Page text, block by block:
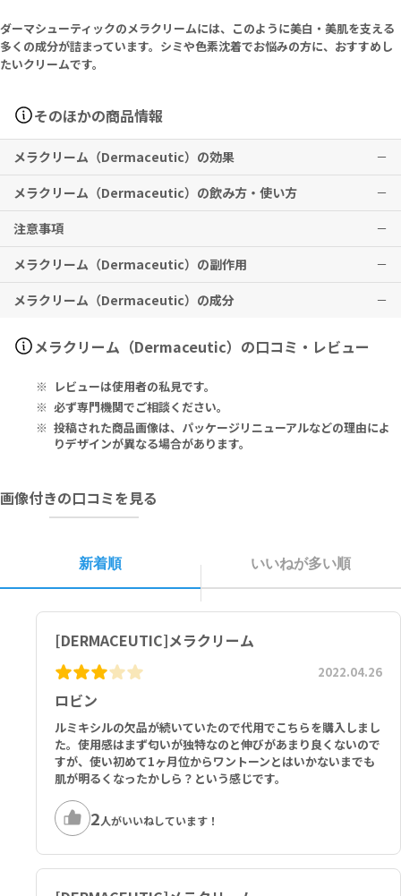
ダーマシューティックのメラクリームには、このように美白・美肌を支える
多くの成分が詰まっています。シミや色素沈着でお悩みの方に、おすすめし
たいクリームです。
そのほかの商品情報
メラクリーム（Dermaceutic）の効果
シミや色素沈着を集中的にケアします。
※有用性には個人差がありますことを予めご了承ください。
メラクリーム（Dermaceutic）の飲み方・使い方
1日1回、顔全体に塗布します。この時、シミ部分には集中的にお使い
ください。
レチノールを使用したことがない場合は、1週間に2回から始め、徐々
に使用頻度を増やしてください。
3ヶ月間の継続ケアをおすすめします。
注意事項
本品が目や粘膜に触れないようご注意ください。
3歳以下の子供への使用はお控えください。
直射日光を避けて保管してください。
妊娠中、授乳中の方は本品の使用をお控えください。
メラクリーム（Dermaceutic）の副作用
場合によっては、チクチクとした刺激を感じる、赤みが生じる、皮膚
不快な反応が生じたときは、使用頻度を抑えてください。
メラクリーム（Dermaceutic）の成分
Water (Aqua), Paraffinum Liquidum, Cetearyl Alcohol, Kojic A
cid, Niacinamide, Arbutin, Mandelic Acid, Salicylic Acid, Glycy
ce) Rott Extract, Tocopherol, Undecylenoyl Phenylalanine, P
olysorbate 20, Ceteareth-12, Glycerin, Lecithin, Phenoxyet
hanol, Benzyl Alcohol, Ethylhexylglycerin, Potassium Sorbat
e, Sodium Lauryl Sulfate, Sodium Cetearyl Sulfate, Disodium
水、流動パラフィン、セテアリルアルコール、コウジ酸、ナイアシン
デシレノイルフェニルアラニン、ポリソルベート２０、セテアレス－
１２、グリセリン、レシチン、フェノキシエタノール、ベンジルアル
コール、エチルヘキシルグリセリン、ソルビン酸Ｋ、ラウリル硫酸Ｎ
ａ、セテアリル硫酸Ｎａ、リン酸２Ｎａ、ＢＨＡ、リン酸２Ｋ、ＢＨ
Ｔ、水酸化Ｎａ、安息香酸Ｎａ
メラクリーム（Dermaceutic）の口コミ・レビュー
レビューは使用者の私見です。
必ず専門機関でご相談ください。
投稿された商品画像は、パッケージリニューアルなどの理由によ
りデザインが異なる場合があります。
画像付きの口コミを見る
新着順 いいねが多い順
[DERMACEUTIC]メラクリーム
ロビン
2022.04.26
ルミキシルの欠品が続いていたので代用でこちらを購入しまし
た。使用感はまず匂いが独特なのと伸びがあまり良くないので
すが、使い初めて1ヶ月位からワントーンとはいかないまでも
肌が明るくなったかしら？という感じです。
2人がいいねしています！